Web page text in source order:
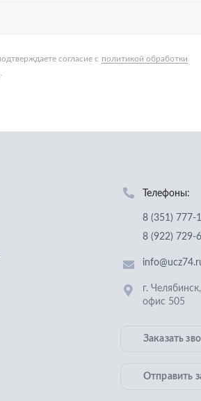
8 (351) 777-
8 (922) 729-
info@ucz74.ru
г. Челябинск
офис 505